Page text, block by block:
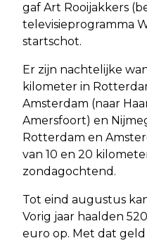
gaf Art Rooijakkers
televisieprogramma
startschot.
Er zijn nachtelijke
kilometer in
Amsterdam (naar
Amersfoort) en
Rotterdam en
van 10 en 20
zondagochtend.
Tot eind augustus
Vorig jaar haalden
euro op. Met dat